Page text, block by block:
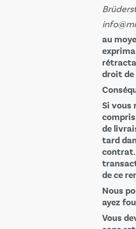
au
droit
Si vous
de
tard
contrat.
de ce
Nous
ayez
Vous